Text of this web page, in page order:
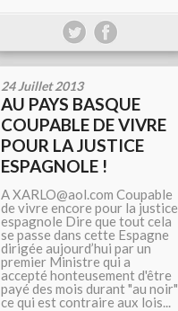
24 Juillet 2013
AU PAYS BASQUE
COUPABLE DE VIVRE
POUR LA JUSTICE
ESPAGNOLE !
A XARLO@aol.com Coupable
de vivre encore pour la justice
espagnole Dire que tout cela
se passe dans cette Espagne
dirigée aujourd’hui par un
premier Ministre qui a
accepté honteusement d'être
payé des mois durant "au noir"
ce qui est contraire aux lois...